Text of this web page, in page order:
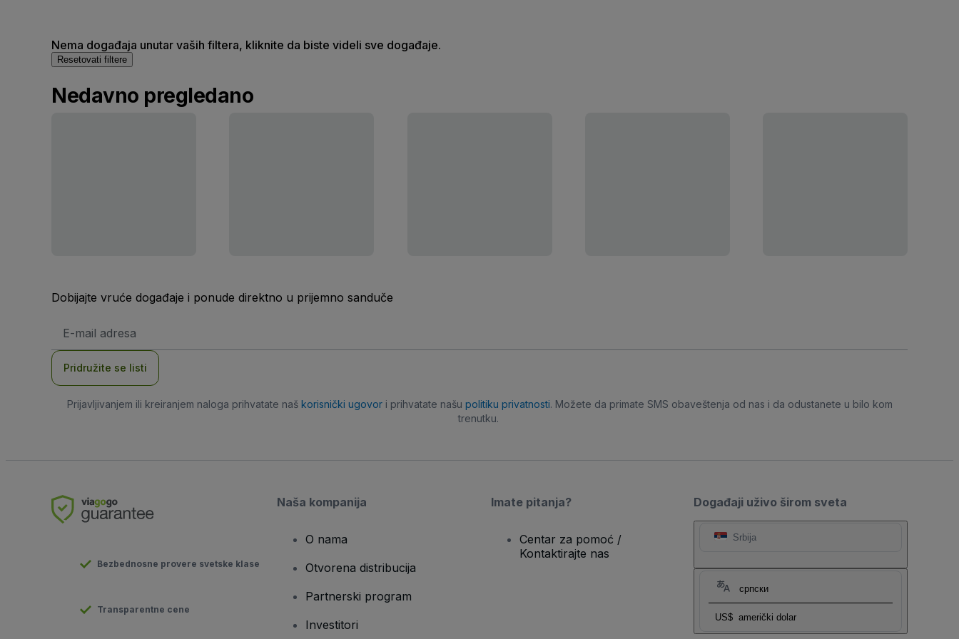
Nema događaja unutar vaših filtera, kliknite da biste videli sve događaje.
Resetovati filtere
Nedavno pregledano
Dobijajte vruće događaje i ponude direktno u prijemno sanduče
mail
Pridružite se listi
Prijavljivanjem ili kreiranjem naloga prihvatate naš korisnički ugovori prihvatate našu politiku privatnosti. Možete da primate SMS obaveštenja od nas i da odustanete u bilo kom
trenutku.
Događaji uživo širom sveta
Srbija
српски
US$ američki dolar
Bezbednosne provere svetske klase
Transparentne cene
Naša kompanija
O nama
Otvorena distribucija
Partnerski program
Investitori
Imate pitanja?
Centar za pomoć /
Kontaktirajte nas